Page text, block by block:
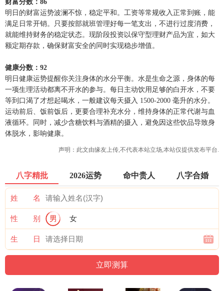
财富分数：86
明日的财富运势波澜不惊，稳定平和。工资等常规收入正常到账，能
满足日常开销。只要按部就班管理好每一笔支出，不进行过度消费，
就能维持财务的稳定状态。现阶段投资以保守型理财产品为宜，如大
额定期存款，确保财富安全的同时实现稳步增值。
健康分数：92
明日健康运势提醒你关注身体的水分平衡。水是生命之源，身体的每
一项生理活动都离不开水的参与。每日主动饮用足够的白开水，不要
等到口渴了才想起喝水，一般建议每天摄入 1500-2000 毫升的水分。
运动前后、饭前饭后，更要合理补充水分，维持身体的正常代谢与血
液循环。同时，减少含糖饮料与酒精的摄入，避免因这些饮品导致身
体脱水，影响健康。
声明：此文由缘友上传,不代表本站立场,本站仅提供发布平台.
八字精批 2026运势 命中贵人 八字合婚
姓 名
性 别 男 女
生 日